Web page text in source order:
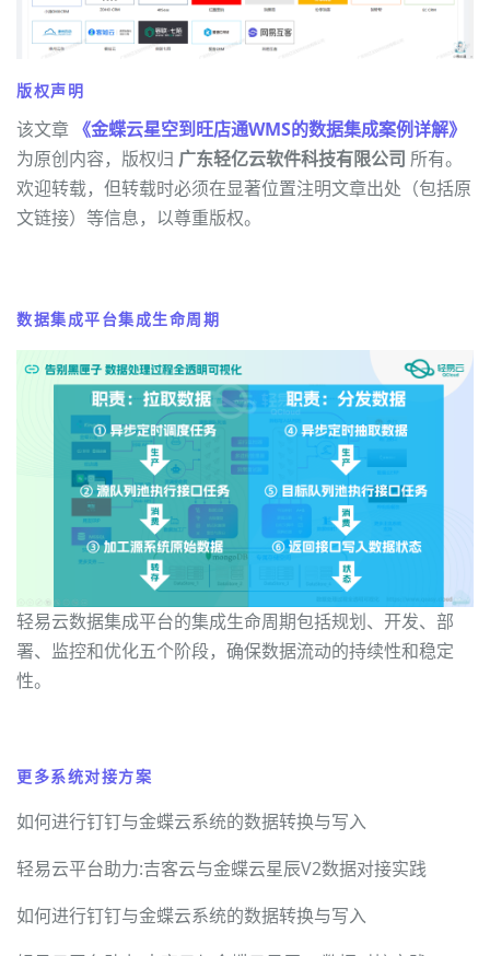
版权声明
该文章 《金蝶云星空到旺店通WMS的数据集成案例详解》
为原创内容，版权归 广东轻亿云软件科技有限公司 所有。
欢迎转载，但转载时必须在显著位置注明文章出处（包括原
文链接）等信息，以尊重版权。
数据集成平台集成生命周期
轻易云数据集成平台的集成生命周期包括规划、开发、部
署、监控和优化五个阶段，确保数据流动的持续性和稳定
性。
更多系统对接方案
如何进行钉钉与金蝶云系统的数据转换与写入
轻易云平台助力:吉客云与金蝶云星辰V2数据对接实践
如何进行钉钉与金蝶云系统的数据转换与写入